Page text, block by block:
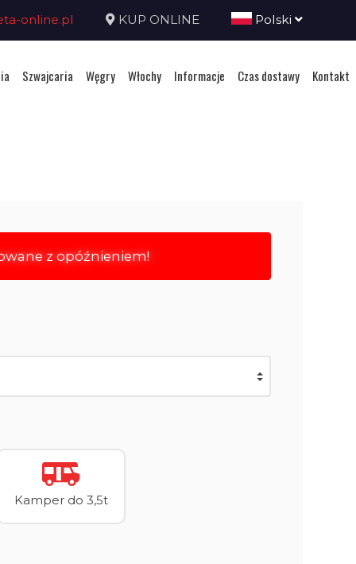
online.pl KUP ONLINE Polski
Szwajcaria Węgry Włochy Informacje Czas dostawy Kontakt
z opóźnieniem!
Kamper do 3,5t